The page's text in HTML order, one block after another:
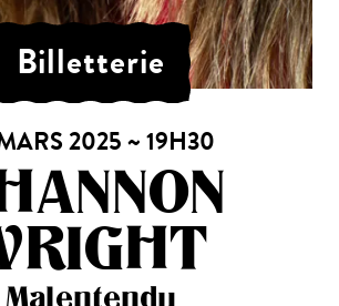
Billetterie
2025 ~ 19H30
Malentendu